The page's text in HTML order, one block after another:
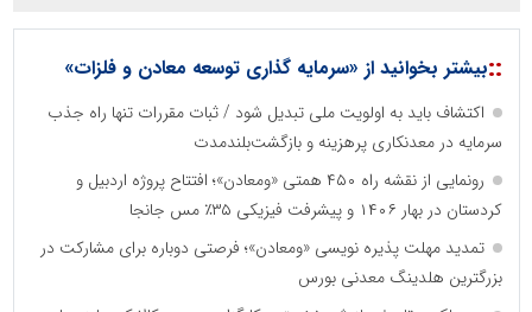
::بیشتر بخوانید از «سرمایه گذاری توسعه معادن و فلزات»
اکتشاف باید به اولویت ملی تبدیل شود / ثبات مقررات تنها راه جذب
سرمایه در معدنکاری پرهزینه و بازگشت‌بلندمدت
رونمایی از نقشه راه ۴۵۰ همتی «ومعادن»؛ افتتاح پروژه اردبیل و
کردستان در بهار ۱۴۰۶ و پیشرفت فیزیکی ۳۵٪ مس جانجا
تمدید مهلت پذیره نویسی «ومعادن»؛ فرصتی دوباره برای مشارکت در
بزرگترین هلدینگ معدنی بورس